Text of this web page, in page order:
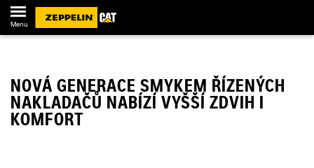
Menu
NOVÁ GENERACE SMYKEM ŘÍZENÝCH
NAKLADAČŮ NABÍZÍ VYŠŠÍ ZDVIH I
KOMFORT